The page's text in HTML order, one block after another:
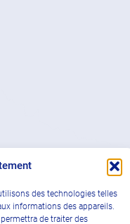
des technologies telles
informations des appareils.
de traiter des